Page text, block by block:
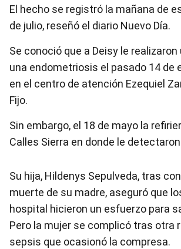
El hecho se registró la mañana de
de julio, reseñó el diario Nuevo Día.
Se conoció que a Deisy le
una endometriosis el pasado 14 de
en el centro de atención Ezequiel
Fijo.
Sin embargo, el 18 de mayo la
Calles Sierra en donde le
Su hija, Hildenys Sepulveda, tras
muerte de su madre, aseguró que
hospital hicieron un esfuerzo para
Pero la mujer se complicó tras otra
sepsis que ocasionó la compresa.